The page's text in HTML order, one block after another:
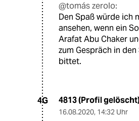
@tomás zerolo:
Den Spaß würde ich
ansehen, wenn ein
Arafat Abu Chaker
zum Gespräch in
bittet.
4G 4813 (Profil
16.08.2020, 14:32 Uhr